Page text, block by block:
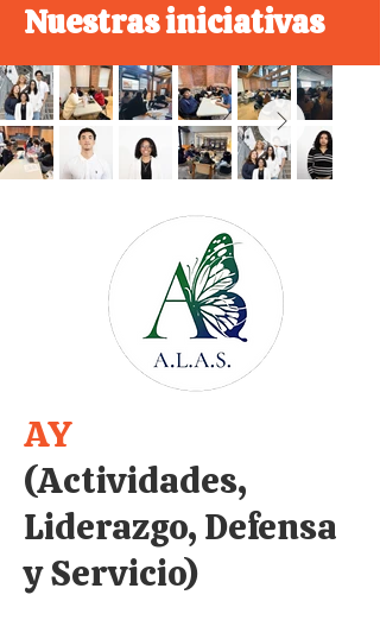
Nuestras iniciativas
AY
(Actividades,
Liderazgo, Defensa
y Servicio)